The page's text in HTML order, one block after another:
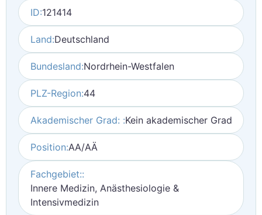
ID:121414
Land:Deutschland
Bundesland:Nordrhein-Westfalen
PLZ-Region:44
Akademischer Grad: :Kein akademischer Grad
Position:AA/AÄ
Fachgebiet::
Innere Medizin, Anästhesiologie &
Intensivmedizin